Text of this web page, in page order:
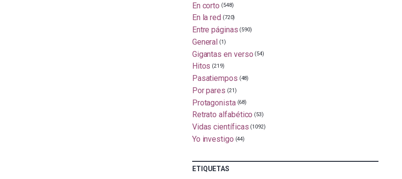
En corto (548)
En la red (720)
Entre páginas (590)
General (1)
Gigantas en verso (54)
Hitos (219)
Pasatiempos (48)
Por pares (21)
Protagonista (68)
Retrato alfabético (53)
Vidas científicas (1092)
Yo investigo (44)
ETIQUETAS